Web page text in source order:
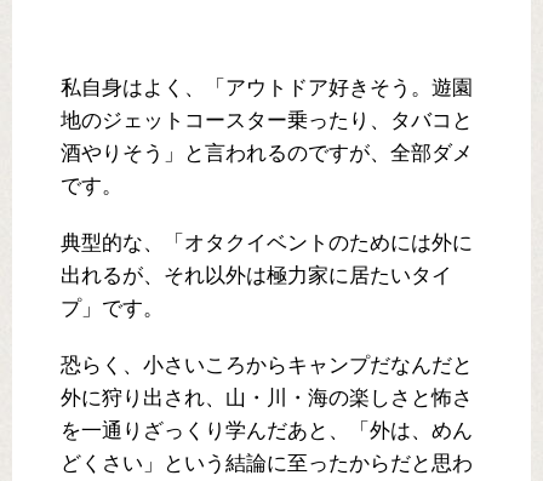
私自身はよく、「アウトドア好きそう。遊園
地のジェットコースター乗ったり、タバコと
酒やりそう」と言われるのですが、全部ダメ
です。
典型的な、「オタクイベントのためには外に
出れるが、それ以外は極力家に居たいタイ
プ」です。
恐らく、小さいころからキャンプだなんだと
外に狩り出され、山・川・海の楽しさと怖さ
を一通りざっくり学んだあと、「外は、めん
どくさい」という結論に至ったからだと思わ